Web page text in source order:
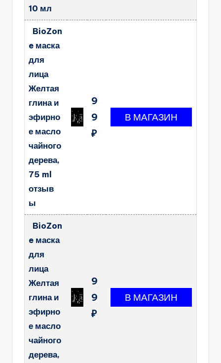
10 мл
BioZon
e маска
для
лица
Желтая
глина и
эфирно
е масло
чайного
дерева,
75 ml
отзыв
ы
9
9
₽
BioZon
e маска
для
лица
Желтая
глина и
эфирно
е масло
чайного
дерева,
9
9
₽